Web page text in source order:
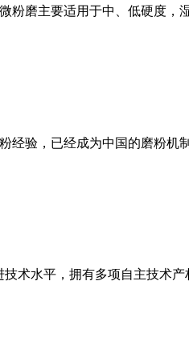
粉磨主要适用于中、低硬度
经验，已经成为中国的磨粉
术水平，拥有多项自主技术